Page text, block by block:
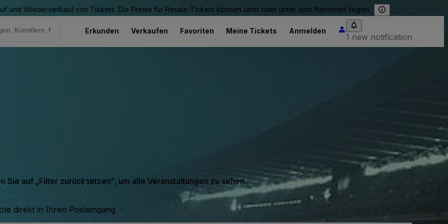
und Wiederverkauf von Tickets. Die Preise für Resale-Tickets können über oder unter dem Nennwert liegen.
Erkunden Verkaufen Favoriten Meine Tickets Anmelden
1 new notification
Sie auf „Filter zurücksetzen“, um alle Veranstaltungen zu sehen.
direkt in Ihren Posteingang